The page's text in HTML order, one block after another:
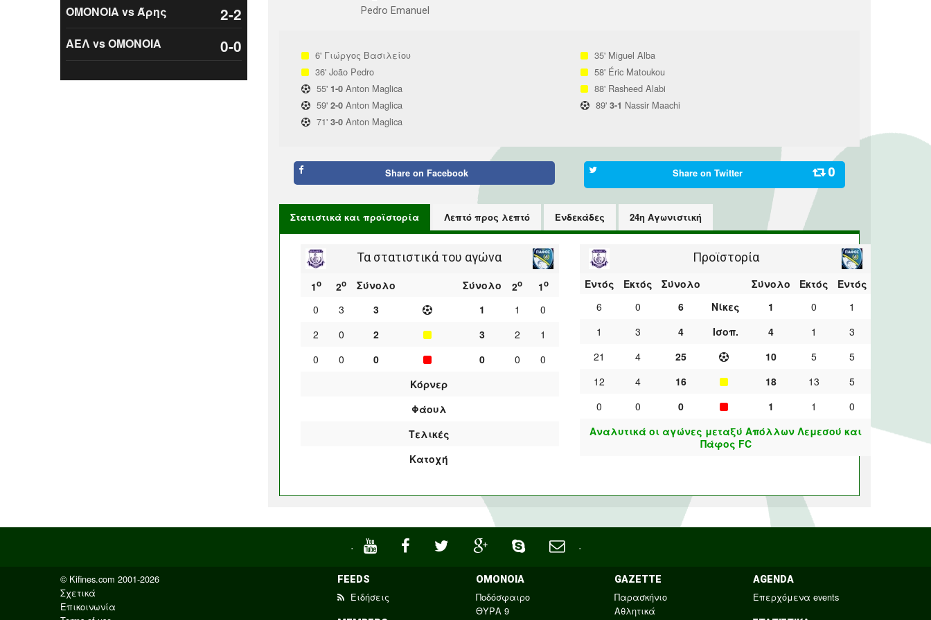
ΟΜΟΝΟΙΑ vs Άρης 2-2
ΑΕΛ vs ΟΜΟΝΟΙΑ 0-0
Pedro Emanuel
6' Γιώργος Βασιλείου
36' João Pedro
55' 1-0 Anton Maglica
59' 2-0 Anton Maglica
71' 3-0 Anton Maglica
35' Miguel Alba
58' Éric Matoukou
88' Rasheed Alabi
89' 3-1 Nassir Maachi
Share on Facebook Share on Twitter 0
Στατιστικά και προϊστορία Λεπτό προς λεπτό Ενδεκάδες 24η Αγωνιστική
Τα στατιστικά του αγώνα
1ο 2ο Σύνολο Σύνολο 2ο 1ο
0 3 3 1 1
0
2
0 2 3 2
1
0
0 0 0 0
0
Κόρνερ
Φάουλ
Τελικές
Κατοχή
Προϊστορία
Εντός Εκτός Σύνολο Σύνολο Εκτός
Εντός
6
0 6 Νίκες 1 0
1
1
3 4 Ισοπ. 4 1
3
21
4 25 10 5
5
12
4 16 18 13
5
0
0 0 1 1
0
Αναλυτικά οι αγώνες μεταξύ Απόλλων Λεμεσού και
Πάφος FC
· ·
© Kifines.com 2001-2026
Σχετικά
Επικοινωνία
FEEDS
Ειδήσεις
ΟΜΟΝΟΙΑ
Ποδόσφαιρο
ΘΥΡΑ 9
GAZETTE
Παρασκήνιο
Αθλητικά
AGENDA
Επερχόμενα events